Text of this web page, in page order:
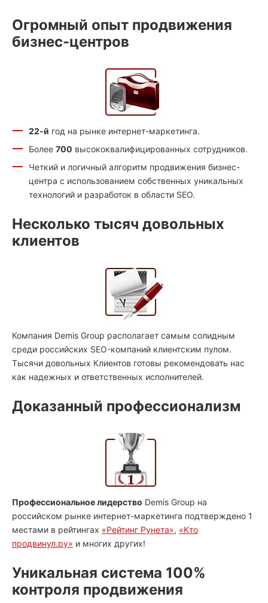
Огромный опыт продвижения
бизнес-центров
22-й год на рынке интернет-маркетинга.
Более 700 высококвалифицированных сотрудников.
Четкий и логичный алгоритм продвижения бизнес-
центра с использованием собственных уникальных
технологий и разработок в области SEO.
Несколько тысяч довольных
клиентов
Компания Demis Group располагает самым солидным
среди российских SEO-компаний клиентским пулом.
Тысячи довольных Клиентов готовы рекомендовать нас
как надежных и ответственных исполнителей.
Доказанный профессионализм
Профессиональное лидерство Demis Group на
российском рынке интернет-маркетинга подтверждено 1
местами в рейтингах «Рейтинг Рунета», «Кто
продвинул.ру» и многих других!
Уникальная система 100%
контроля продвижения